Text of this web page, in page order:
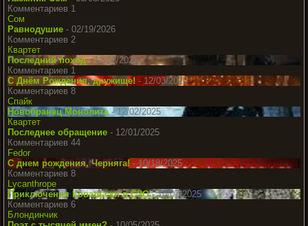
Комментариев 1
Сом
Равнодушие - 02/19/2026
Комментариев 2
Квартет
Последний поход- 12/08/2025
Комментариев 1
С Днём Рождения, дружище! - 12/03/2025
Комментариев 8
Спайк
Новобранец Монолита - 12/02/2025
Квартет
Последнее обращение - 12/01/2025
Комментариев 44
Fedor
С днем рождения, Черняга!- 10/18/2025
Комментариев 8
Lycanthrope
Приключения Ковальски в СЗО- 10/07/2025
Комментариев 6
Блондинчик